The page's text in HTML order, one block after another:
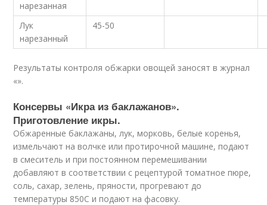
нарезанная
Лук
нарезанный
45-50
Результаты контроля обжарки овощей заносят в журнал
«».
Консервы «Икра из баклажанов».
Приготовление икры.
Обжаренные баклажаны, лук, морковь, белые коренья,
измельчают на волчке или протирочной машине, подают
в смеситель и при постоянном перемешивании
добавляют в соответствии с рецептурой томатное пюре,
соль, сахар, зелень, пряности, прогревают до
температуры 850С и подают на фасовку.